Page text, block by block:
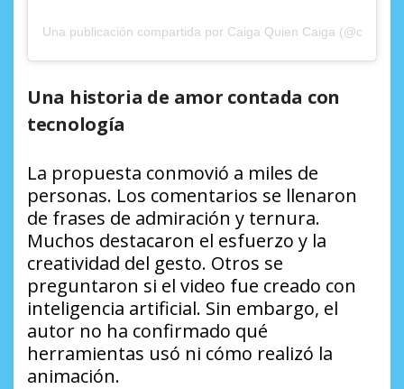
Una publicación compartida por Caiga Quien Caiga
Una historia de amor contada con
tecnología
La propuesta conmovió a miles de
personas. Los comentarios se llenaron
de frases de admiración y ternura.
Muchos destacaron el esfuerzo y la
creatividad del gesto. Otros se
preguntaron si el video fue creado con
inteligencia artificial. Sin embargo, el
autor no ha confirmado qué
herramientas usó ni cómo realizó la
animación.